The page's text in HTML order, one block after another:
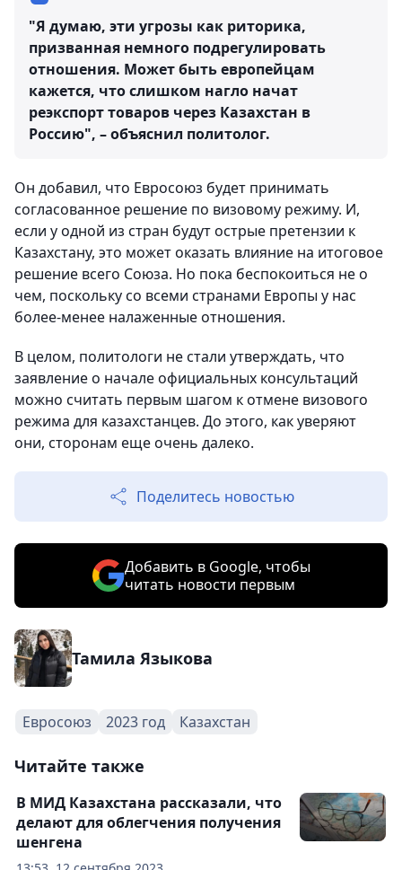
"Я думаю, эти угрозы как риторика,
призванная немного подрегулировать
отношения. Может быть европейцам
кажется, что слишком нагло начат
реэкспорт товаров через Казахстан в
Россию", – объяснил политолог.
Он добавил, что Евросоюз будет принимать
согласованное решение по визовому режиму. И,
если у одной из стран будут острые претензии к
Казахстану, это может оказать влияние на итоговое
решение всего Союза. Но пока беспокоиться не о
чем, поскольку со всеми странами Европы у нас
более-менее налаженные отношения.
В целом, политологи не стали утверждать, что
заявление о начале официальных консультаций
можно считать первым шагом к отмене визового
режима для казахстанцев. До этого, как уверяют
они, сторонам еще очень далеко.
Поделитесь новостью
Добавить в Google, чтобы
читать новости первым
Тамила Языкова
Евросоюз 2023 год Казахстан
Читайте также
В МИД Казахстана рассказали, что
делают для облегчения получения
шенгена